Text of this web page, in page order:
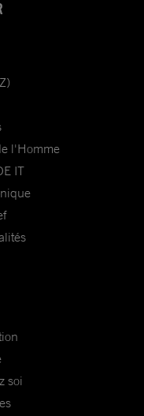
l'Homme
IT
soi